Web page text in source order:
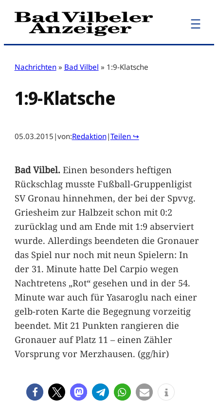
Zum
Inhalt
Nachrichten » Bad Vilbel » 1:9-Klatsche
1:9-Klatsche
05.03.2015 |von:Redaktion|Teilen ↪
Bad Vilbel.Einen besonders heftigen
Rückschlag musste Fußball-Gruppenligist
SV Gronau hinnehmen, der bei der Spvvg.
Griesheim zur Halbzeit schon mit 0:2
zurücklag und am Ende mit 1:9 abserviert
wurde. Allerdings beendeten die Gronauer
das Spiel nur noch mit neun Spielern: In
der 31. Minute hatte Del Carpio wegen
Nachtretens „Rot“ gesehen und in der 54.
Minute war auch für Yasaroglu nach einer
gelb-roten Karte die Begegnung vorzeitig
beendet. Mit 21 Punkten rangieren die
Gronauer auf Platz 11 – einen Zähler
Vorsprung vor Merzhausen. (gg/hir)